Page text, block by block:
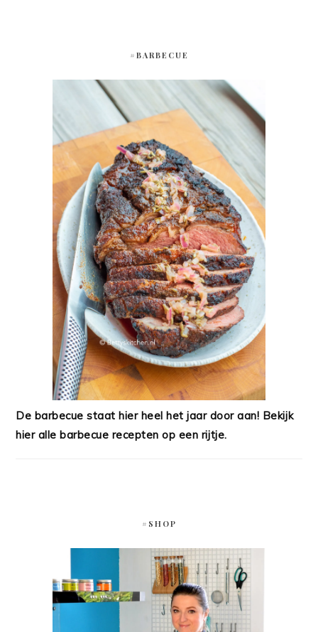
#BARBECUE
De barbecue staat hier heel het jaar door aan! Bekijk
hier alle barbecue recepten op een rijtje.
#SHOP